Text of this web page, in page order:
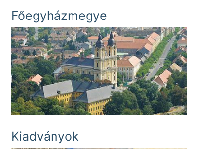
Főegyházmegye
Kiadványok